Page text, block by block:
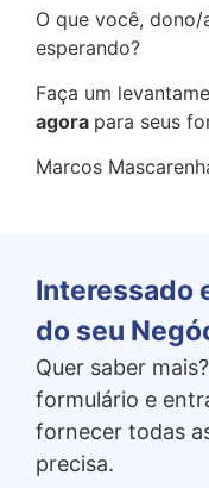
O que você,
esperando?
Faça um
agora para seus
Marcos
Interessado
do seu
Quer saber
formulário e
fornecer todas
precisa.